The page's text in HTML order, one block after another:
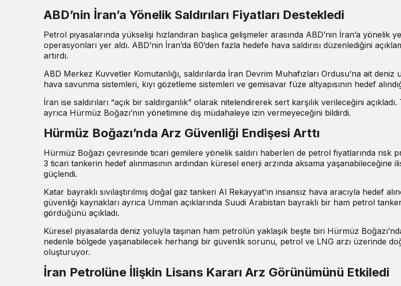
ABD’nin İran’a Yönelik Saldırıları Fiyatları Destekledi
Petrol piyasalarında yükselişi hızlandıran başlıca gelişmeler arasında ABD’nin İran’a yönelik
operasyonları yer aldı. ABD’nin İran’da 80’den fazla hedefe hava saldırısı düzenlediğini
artırdı.
ABD Merkez Kuvvetler Komutanlığı, saldırılarda İran Devrim Muhafızları Ordusu’na ait deniz
hava savunma sistemleri, kıyı gözetleme sistemleri ve gemisavar füze altyapısının hedef
İran ise saldırıları “açık bir saldırganlık” olarak nitelendirerek sert karşılık verileceğini açıkladı.
ayrıca Hürmüz Boğazı’nın yönetimine dış müdahaleye izin vermeyeceğini bildirdi.
Hürmüz Boğazı’nda Arz Güvenliği Endişesi Arttı
Hürmüz Boğazı çevresinde ticari gemilere yönelik saldırı haberleri de petrol fiyatlarında risk
3 ticari tankerin hedef alınmasının ardından küresel enerji arzında aksama yaşanabileceğine
güçlendi.
Katar bayraklı sıvılaştırılmış doğal gaz tankeri Al Rekayyat’ın insansız hava aracıyla hedef
güvenliği kaynakları ayrıca Umman açıklarında Suudi Arabistan bayraklı bir ham petrol
gördüğünü açıkladı.
Küresel piyasalarda deniz yoluyla taşınan ham petrolün yaklaşık beşte biri Hürmüz
nedenle bölgede yaşanabilecek herhangi bir güvenlik sorunu, petrol ve LNG arzı üzerinde
oluşturuyor.
İran Petrolüne İlişkin Lisans Kararı Arz Görünümünü Etkiledi